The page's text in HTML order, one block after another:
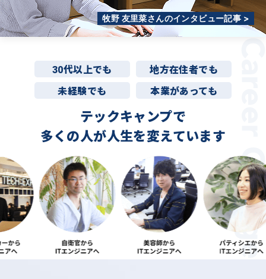
牧野 友里菜さんのインタビュー記事 >
30代以上でも
地方在住者でも
未経験でも
本業があっても
テックキャンプで
多くの人が人生を変えています